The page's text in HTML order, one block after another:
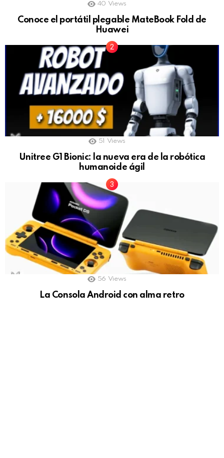
40 Views
Conoce el portátil plegable MateBook Fold de
Huawei
51 Views
Unitree G1 Bionic: la nueva era de la robótica
humanoide ágil
56 Views
La Consola Android con alma retro